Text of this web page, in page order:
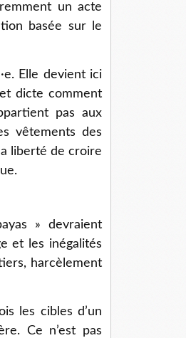
un acte
basée sur le
Elle devient ici
dicte comment
pas aux
vêtements des
liberté de croire
» devraient
et les inégalités
harcèlement
les cibles d’un
Ce n’est pas